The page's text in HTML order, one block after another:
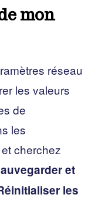
mon
réseau
les valeurs
de
les
cherchez
et
les